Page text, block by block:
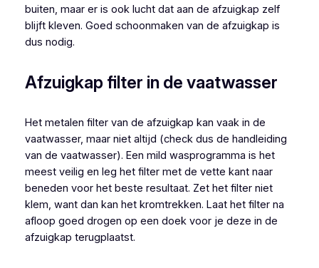
buiten, maar er is ook lucht dat aan de afzuigkap zelf
blijft kleven. Goed schoonmaken van de afzuigkap is
dus nodig.
Afzuigkap filter in de vaatwasser
Het metalen filter van de afzuigkap kan vaak in de
vaatwasser, maar niet altijd (check dus de handleiding
van de vaatwasser). Een mild wasprogramma is het
meest veilig en leg het filter met de vette kant naar
beneden voor het beste resultaat. Zet het filter niet
klem, want dan kan het kromtrekken. Laat het filter na
afloop goed drogen op een doek voor je deze in de
afzuigkap terugplaatst.